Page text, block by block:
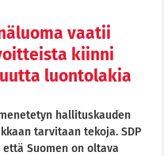
vaatii
kiinni
luontolakia
hallituskauden
tarvitaan tekoja. SDP
Suomen on oltava